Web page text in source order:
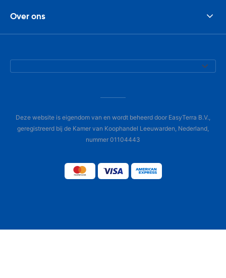
Over ons
Deze website is eigendom van en wordt beheerd door EasyTerra B.V.,
geregistreerd bij de Kamer van Koophandel Leeuwarden, Nederland,
nummer 01104443